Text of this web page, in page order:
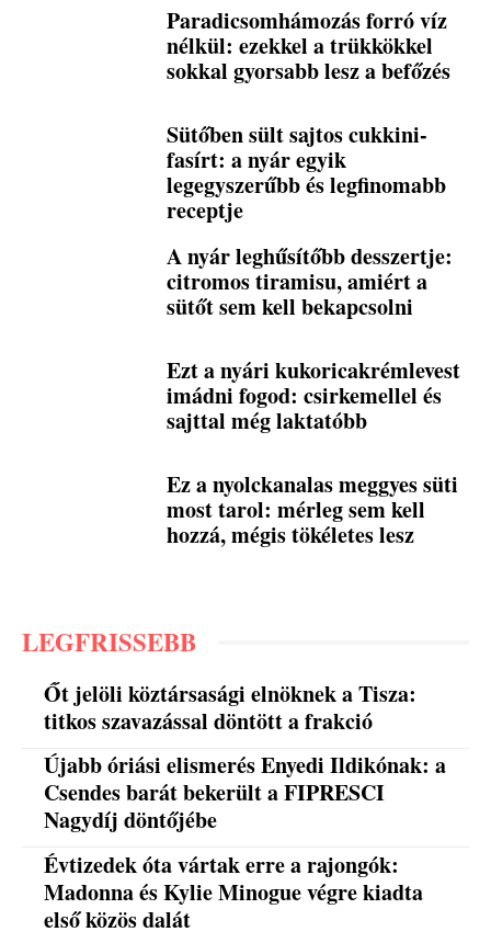
Paradicsomhámozás forró víz
nélkül: ezekkel a trükkökkel
sokkal gyorsabb lesz a befőzés
Sütőben sült sajtos cukkini-
fasírt: a nyár egyik
legegyszerűbb és legfinomabb
receptje
A nyár leghűsítőbb desszertje:
citromos tiramisu, amiért a
sütőt sem kell bekapcsolni
Ezt a nyári kukoricakrémlevest
imádni fogod: csirkemellel és
sajttal még laktatóbb
Ez a nyolckanalas meggyes süti
most tarol: mérleg sem kell
hozzá, mégis tökéletes lesz
LEGFRISSEBB
Őt jelöli köztársasági elnöknek a Tisza:
titkos szavazással döntött a frakció
Újabb óriási elismerés Enyedi Ildikónak: a
Csendes barát bekerült a FIPRESCI
Nagydíj döntőjébe
Évtizedek óta vártak erre a rajongók:
Madonna és Kylie Minogue végre kiadta
első közös dalát